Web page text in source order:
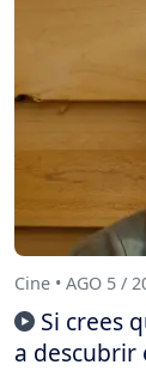
Cine • AGO 5 /
Si crees
a descubrir